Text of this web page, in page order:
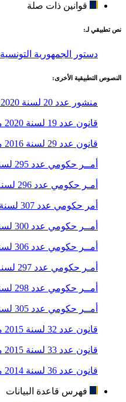
قوانين ذات صلة
نص تطبيقي لـ:
دستور الجمهورية التونسية الصادر
النصوص التطبيقية الأخرى:
منشور عدد 20 لسنة 2020 مؤرخ في 15 سبتمبر 2020 حول إجراءات التعيين في الوظائف المدنية العليا
قانون عدد 19 لسنة 2020 مؤرخ في 12 أفريل 2020 يتعلق بالتفويض إلى رئيس الحكومة في إصدار مراسيم لغرض مجابهة تداعيات انتشار فيروس كورونا (كوفيد-19)
قانون عدد 29 لسنة 2016 مؤرخ في 5 أفريل 2016 يتعلق بتنظيم المصادقة على المعاهدات
أمــر حكومي عدد 295 لسنة 2016 مؤرخ في 11 مارس 2016 يتعلق بتفويض بعض صلاحيات رئيس الحكومة إلى وزير العدل
أمـر حكومي عدد 296 لسنة 2016 مؤرخ في 11 مارس 2016 يتعلق بتفويض بعض صلاحيات رئيس الحكومة إلى وزير الدفاع الوطني
أمر حكومي عدد 307 لسنة 2016 مؤرخ في 11 مارس 2016 يتعلق بتفويض بعض صلاحيات رئيس الحكومة إلى وزير العلاقة مع الهيئات الدستورية والمجتمع المدني وحقوق الإنسان
أمــر حكومي عدد 300 لسنة 2016 مؤرخ في 11 مارس 2016 يتعلق بتفويض بعض صلاحيات رئيس الحكومة إلى وزير المالية
أمــر حكومي عدد 306 لسنة 2016 مؤرخ في 11 مارس 2016 يتعلق بتفويض بعض صلاحيات رئيس الحكومة إلى الوزير لدى رئيس الحكومة المكلف بالكتابة العامة للحكومة
أمـر حكومي عدد 297 لسنة 2016 مؤرخ في 11 مارس 2016 يتعلق بتفويض بعض صلاحيات رئيس الحكومة إلى وزير الداخلية
أمــر حكومي عدد 298 لسنة 2016 مؤرخ في 11 مارس 2016 يتعلق بتفويض بعض صلاحيات رئيس الحكومة إلى وزير الشؤون الخارجية
أمــر حكومي عدد 305 لسنة 2016 مؤرخ في 11 مارس 2016 يتعلق بتفويض بعض صلاحيات رئيس الحكومة إلى وزير الوظيفة العمومية والحوكمة ومكافحة الفساد
قانون عدد 32 لسنة 2015 مؤرخ في 17 أوت 2015 يتعلق بضبط الوظائف العليا طبقا لأحكام الفصل 78 من الدستور
قانون عدد 33 لسنة 2015 مؤرخ في 17 أوت 2015 يتعلق بضبط الوظائف المدنية العليا طبقا لأحكام الفصل 92 من الدستور
قانون عدد 36 لسنة 2014 مؤرخ في 8 جويلية 2014 يتعلق بتحديد مواعيد أول انتخابات تشريعية ورئاسية بعد المصادقة على الدستور
فهرس قاعدة البيانات